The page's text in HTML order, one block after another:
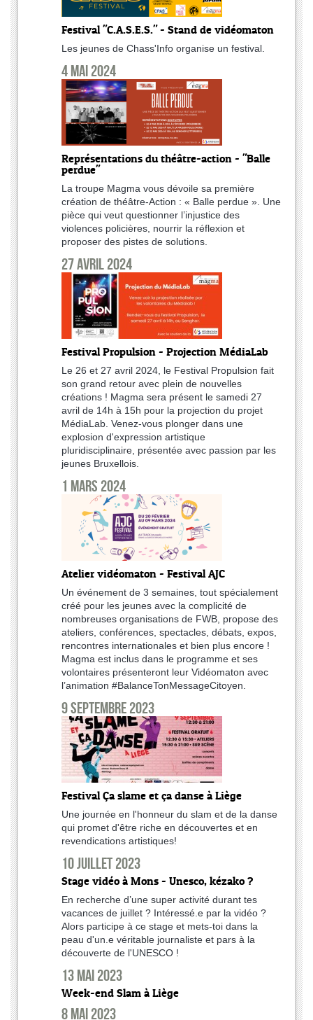
Festival "C.A.S.E.S." - Stand de vidéomaton
Les jeunes de Chass'Info organise un festival.
4 mai 2024
Représentations du théâtre-action - "Balle
perdue"
La troupe Magma vous dévoile sa première
création de théâtre-Action : « Balle perdue ». Une
pièce qui veut questionner l’injustice des
violences policières, nourrir la réflexion et
proposer des pistes de solutions.
27 avril 2024
Festival Propulsion - Projection MédiaLab
Le 26 et 27 avril 2024, le Festival Propulsion fait
son grand retour avec plein de nouvelles
créations ! Magma sera présent le samedi 27
avril de 14h à 15h pour la projection du projet
MédiaLab. Venez-vous plonger dans une
explosion d'expression artistique
pluridisciplinaire, présentée avec passion par les
jeunes Bruxellois.
1 mars 2024
Atelier vidéomaton - Festival AJC
Un événement de 3 semaines, tout spécialement
créé pour les jeunes avec la complicité de
nombreuses organisations de FWB, propose des
ateliers, conférences, spectacles, débats, expos,
rencontres internationales et bien plus encore !
Magma est inclus dans le programme et ses
volontaires présenteront leur Vidéomaton avec
l’animation #BalanceTonMessageCitoyen.
9 septembre 2023
Festival Ça slame et ça danse à Liège
Une journée en l'honneur du slam et de la danse
qui promet d'être riche en découvertes et en
revendications artistiques!
10 juillet 2023
Stage vidéo à Mons - Unesco, kézako ?
En recherche d’une super activité durant tes
vacances de juillet ? Intéressé.e par la vidéo ?
Alors participe à ce stage et mets-toi dans la
peau d'un.e véritable journaliste et pars à la
découverte de l'UNESCO !
13 mai 2023
Week-end Slam à Liège
8 mai 2023